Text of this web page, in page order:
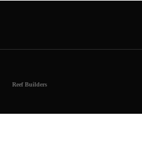
Reef Builders